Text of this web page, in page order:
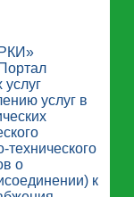
услуг в
о
к